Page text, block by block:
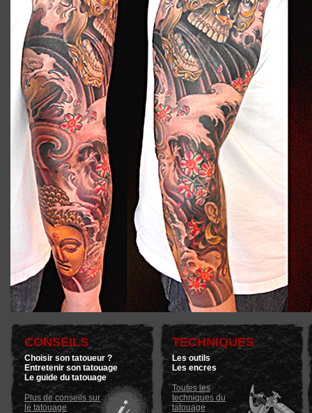
CONSEILS
Choisir son tatoueur ?
Entretenir son tatouage
Le guide du tatouage
Plus de conseils sur
le tatouage
TECHNIQUES
Les outils
Les encres
Toutes les
techniques du
tatouage